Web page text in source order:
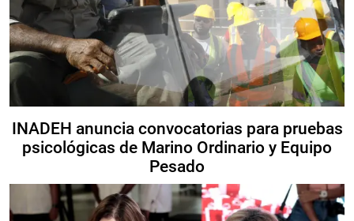
INADEH anuncia convocatorias para pruebas
psicológicas de Marino Ordinario y Equipo
Pesado